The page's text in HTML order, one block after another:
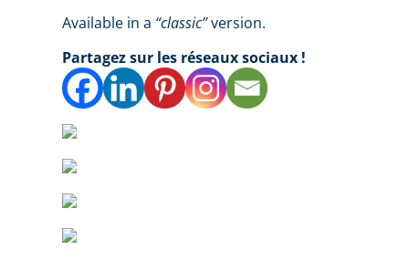
Available in a “classic”version.
Partagez sur les réseaux sociaux !